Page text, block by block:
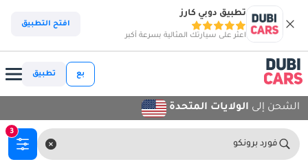
تطبيق دوبي كارز
اعثر على سيارتك المثالية بسرعة أكبر
افتح التطبيق
بع تطبيق
الشحن إلى الولايات المتحدة
فورد برونكو
3